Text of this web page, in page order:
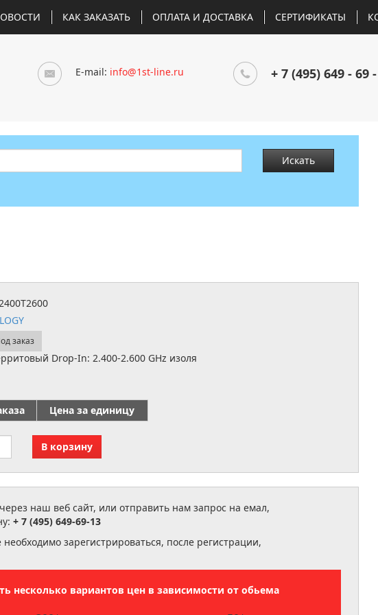
КАК ЗАКАЗАТЬ ОПЛАТА И ДОСТАВКА СЕРТИФИКАТЫ
E-mail: info@1st-line.ru + 7 (495) 649 - 69
Искать
заказ
Drop-In: 2.400-2.600 GHz изоля
Цена за единицу
наш веб сайт, или отправить нам запрос на емал,
+ 7 (495) 649-69-13
зарегистрироваться, после регистрации,
несколько вариантов цен в зависимости от обьема